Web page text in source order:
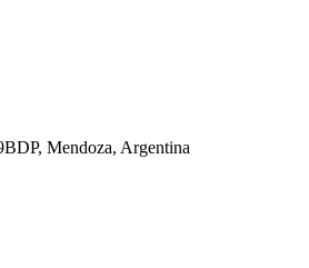
Mendoza, Argentina